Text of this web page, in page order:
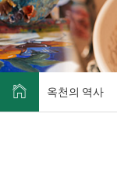
옥천의 역사